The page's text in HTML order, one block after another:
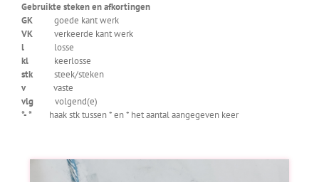
Gebruikte steken en afkortingen
GK goede kant werk
VK verkeerde kant werk
l losse
kl keerlosse
stk steek/steken
v vaste
vlg volgend(e)
*- * haak stk tussen * en * het aantal aangegeven keer